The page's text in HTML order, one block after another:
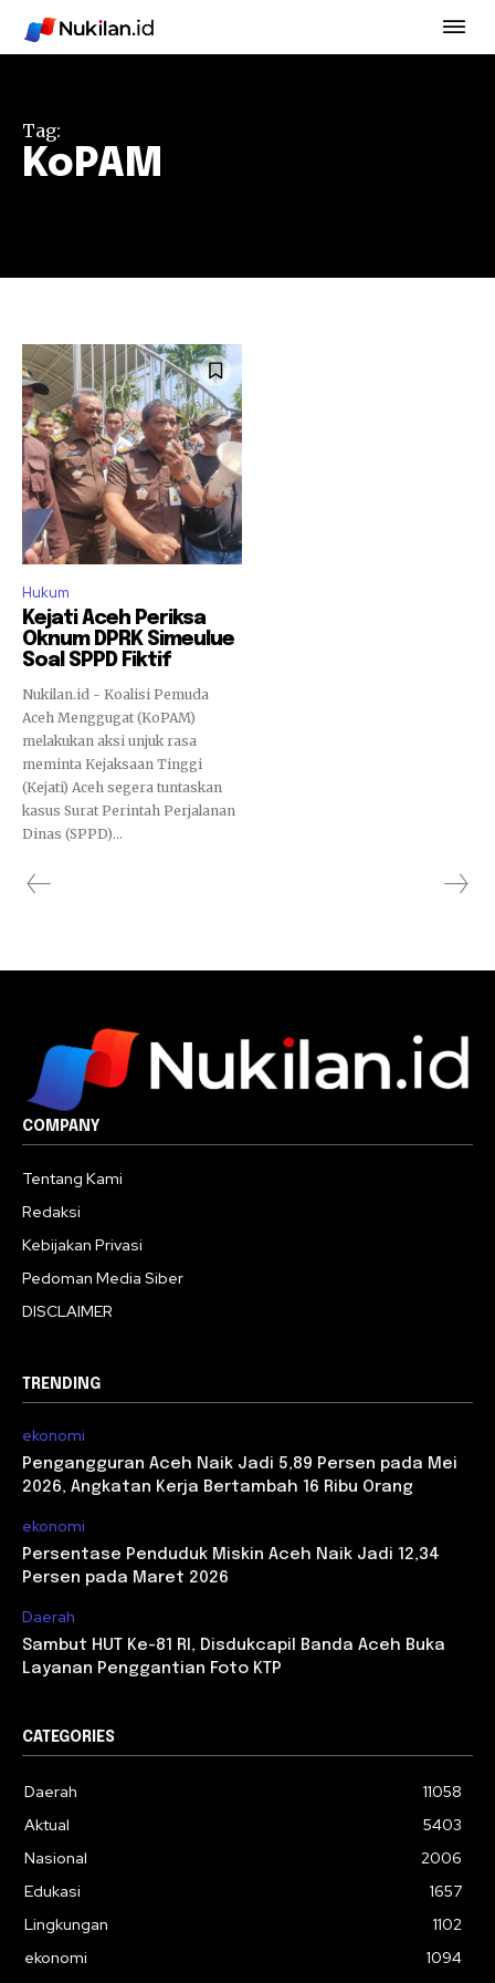
Tag:
KoPAM
Hukum
Kejati Aceh Periksa
Oknum DPRK Simeulue
Soal SPPD Fiktif
Nukilan.id - Koalisi Pemuda
Aceh Menggugat (KoPAM)
melakukan aksi unjuk rasa
meminta Kejaksaan Tinggi
(Kejati) Aceh segera tuntaskan
kasus Surat Perintah Perjalanan
Dinas (SPPD)...
COMPANY
Tentang Kami
Redaksi
Kebijakan Privasi
Pedoman Media Siber
DISCLAIMER
TRENDING
ekonomi
Pengangguran Aceh Naik Jadi 5,89 Persen pada Mei
2026, Angkatan Kerja Bertambah 16 Ribu Orang
ekonomi
Persentase Penduduk Miskin Aceh Naik Jadi 12,34
Persen pada Maret 2026
Daerah
Sambut HUT Ke-81 RI, Disdukcapil Banda Aceh Buka
Layanan Penggantian Foto KTP
CATEGORIES
Daerah
11058
Aktual
5403
Nasional
2006
Edukasi
1657
Lingkungan
1102
ekonomi
1094